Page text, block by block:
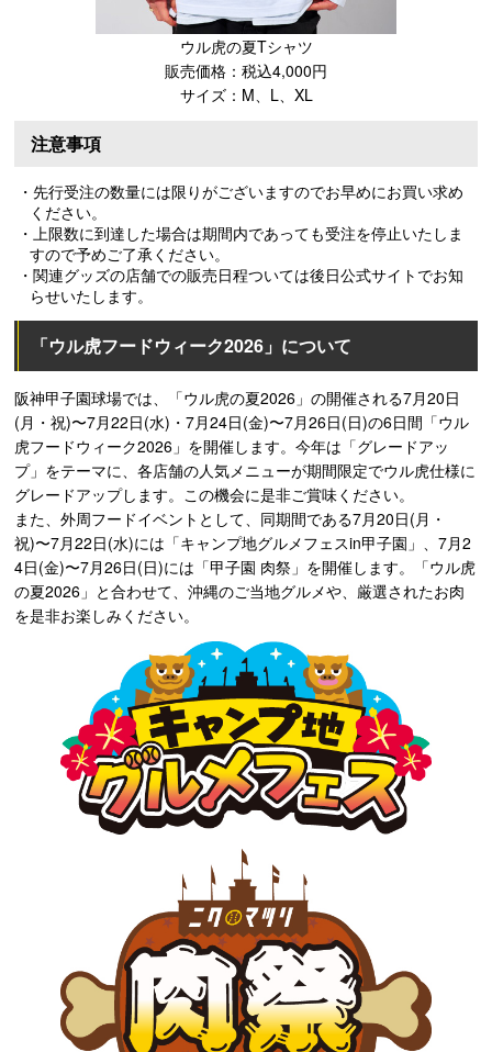
ウル虎の夏Tシャツ
販売価格：税込4,000円
サイズ：M、L、XL
注意事項
・先行受注の数量には限りがございますのでお早めにお買い求め
ください。
・上限数に到達した場合は期間内であっても受注を停止いたしま
すので予めご了承ください。
・関連グッズの店舗での販売日程ついては後日公式サイトでお知
らせいたします。
「ウル虎フードウィーク2026」について
阪神甲子園球場では、「ウル虎の夏2026」の開催される7月20日
(月・祝)〜7月22日(水)・7月24日(金)〜7月26日(日)の6日間「ウル
虎フードウィーク2026」を開催します。今年は「グレードアッ
プ」をテーマに、各店舗の人気メニューが期間限定でウル虎仕様に
グレードアップします。この機会に是非ご賞味ください。
また、外周フードイベントとして、同期間である7月20日(月・
祝)〜7月22日(水)には「キャンプ地グルメフェスin甲子園」、7月2
4日(金)〜7月26日(日)には「甲子園 肉祭」を開催します。「ウル虎
の夏2026」と合わせて、沖縄のご当地グルメや、厳選されたお肉
を是非お楽しみください。